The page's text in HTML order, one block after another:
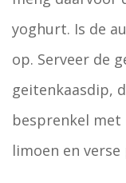
yoghurt. Is de
op. Serveer de
geitenkaasdip,
besprenkel met
limoen en